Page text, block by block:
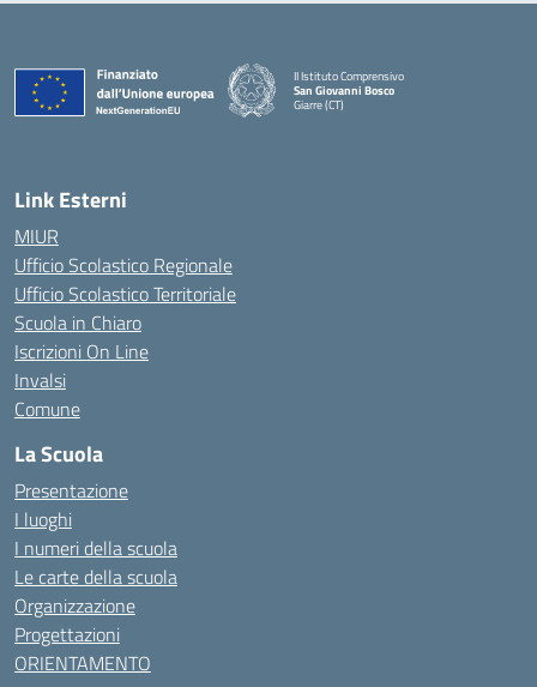
II Istituto Comprensivo
San Giovanni Bosco
Giarre (CT)
Link Esterni
MIUR
Ufficio Scolastico Regionale
Ufficio Scolastico Territoriale
Scuola in Chiaro
Iscrizioni On Line
Invalsi
Comune
La Scuola
Presentazione
I luoghi
I numeri della scuola
Le carte della scuola
Organizzazione
Progettazioni
ORIENTAMENTO